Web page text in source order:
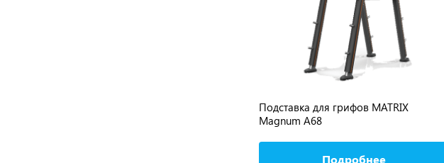
Подставка для грифов MATRIX
Magnum A68
Подробнее